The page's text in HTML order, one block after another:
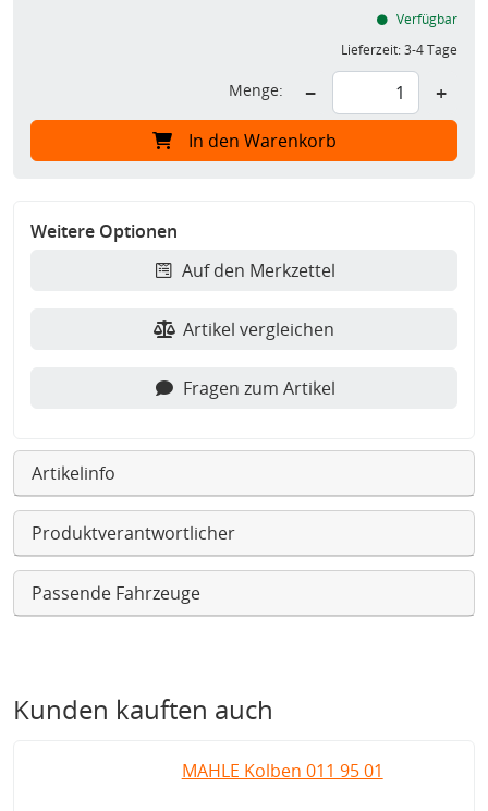
Verfügbar
Lieferzeit:3-4 Tage
Menge: − +
In den Warenkorb
Weitere Optionen
Auf den Merkzettel
Artikel vergleichen
Fragen zum Artikel
Artikelinfo
Produktverantwortlicher
Passende Fahrzeuge
Kunden kauften auch
MAHLE Kolben 011 95 01